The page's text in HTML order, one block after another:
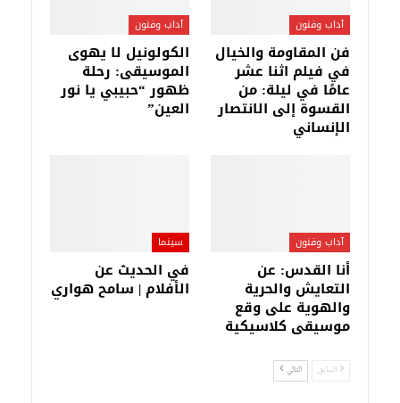
آداب وفنون
فن المقاومة والخيال
في فيلم اثنا عشر
عامًا في ليلة: من
القسوة إلى الانتصار
الإنساني
آداب وفنون
الكولونيل لا يهوى
الموسيقى: رحلة
ظهور “حبيبي يا نور
العين”
آداب وفنون
أنا القدس: عن
التعايش والحرية
والهوية على وقع
موسيقى كلاسيكية
سينما
في الحديث عن
الأفلام | سامح هواري
السابق التالي